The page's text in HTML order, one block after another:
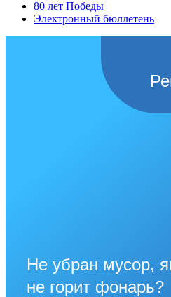
80 лет Победы
Электронный бюллетень
Не убран мусор,
не горит фонарь?